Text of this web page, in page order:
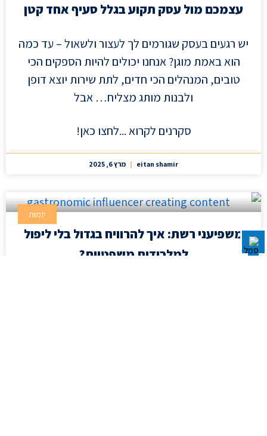
עצמכם מול עסק תקוע בגלל סעיף אחד קטן
יש רגעים בעסק שגורמים לך לעצור ולשאול – עד כמה
הוא באמת מוגן? אנחנו יכולים להיות הספקים הכי
טובים, המנהלים הכי חדים, לתת שירות יוצא דופן
ולבנות מותג מצליח… אבל
סקרנים לקרוא ...לחצו כאן!
eitan shamir מרץ 6, 2025
יזמות
משפיעני רשת: איך להרוויח בגדול בלי ליפול
למלכודות משפטיות?